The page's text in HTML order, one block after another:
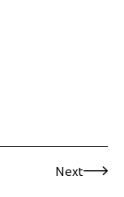
Next